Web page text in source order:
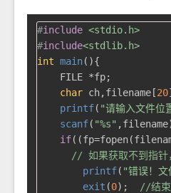
#include <stdio.h>
#include<stdlib.h>
int main(){
    FILE *fp;
char ch,filename[20
printf( "请输入文件位
scanf( "%s"
if
// 如果获取不到指针
printf( "错误！文
exit (0);
//结束